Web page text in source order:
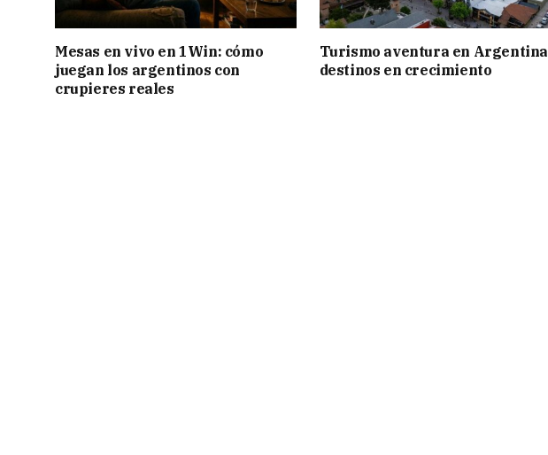
Mesas en vivo en 1Win: cómo
juegan los argentinos con
crupieres reales
Turismo aventura en Argentina
destinos en crecimiento